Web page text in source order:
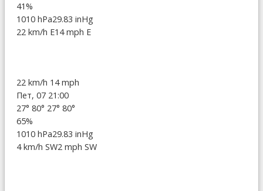
41%
1010 hPa29.83 inHg
22 km/h E14 mph E
22 km/h 14 mph
Пет, 07 21:00
27° 80° 27° 80°
65%
1010 hPa29.83 inHg
4 km/h SW2 mph SW